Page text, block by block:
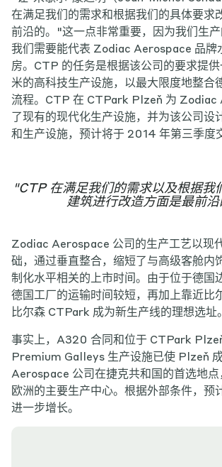
在满足我们的需求和根据我们的具体要求
前沿的。"这一点非常重要，因为我们生产
我们需要能代表 Zodiac Aerospace 品牌
房。CTP 的任务是根据该公司的要求提
米的高科技生产设施，以最大限度地整合
流程。CTP 在 CTPark Plzeň 为 Zodiac
了现有的现代化生产设施，并为该公司设
和生产设施，预计将于 2014 年第三季度
"CTP 在满足我们的需求以及根据我
建筑进行改造方面是最前沿
Zodiac Aerospace 公司的生产工艺以现
础，通过垂直整合，缩短了与高级客舱内
制化水平相关的上市时间。由于位于德国
德国工厂的运输时间较短，再加上靠近比
比尔森 CTPark 成为新生产线的理想选址。
事实上，A320 合同和位于 CTPark
Premium Galleys 生产设施已使 Plzeň
Aerospace 公司在捷克共和国的首选地
欧洲的主要生产中心。根据外部条件，预
进一步增长。